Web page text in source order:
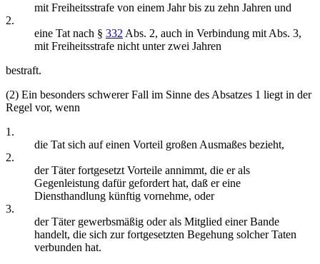
mit Freiheitsstrafe von einem Jahr bis zu zehn Jahren und
2.
eine Tat nach § 332 Abs. 2, auch in Verbindung mit Abs. 3,
mit Freiheitsstrafe nicht unter zwei Jahren
bestraft.
(2) Ein besonders schwerer Fall im Sinne des Absatzes 1 liegt in der
Regel vor, wenn
1.
die Tat sich auf einen Vorteil großen Ausmaßes bezieht,
2.
der Täter fortgesetzt Vorteile annimmt, die er als
Gegenleistung dafür gefordert hat, daß er eine
Diensthandlung künftig vornehme, oder
3.
der Täter gewerbsmäßig oder als Mitglied einer Bande
handelt, die sich zur fortgesetzten Begehung solcher Taten
verbunden hat.